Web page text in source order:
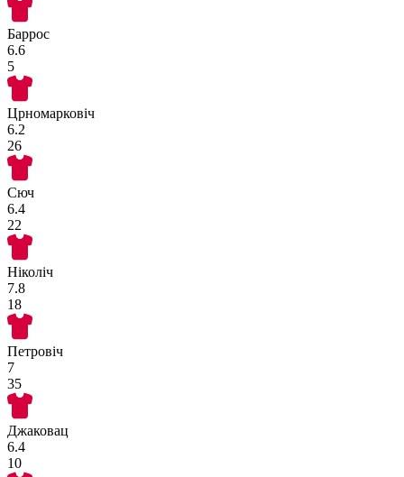
Баррос
6.6
5
Црномарковіч
6.2
26
Сюч
6.4
22
Ніколіч
7.8
18
Петровіч
7
35
Джаковац
6.4
10